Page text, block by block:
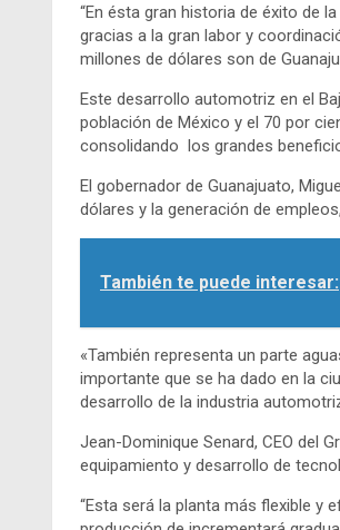
“En ésta gran historia de éxito de
gracias a la gran labor y
millones de dólares son de
Este desarrollo automotriz en el
población de México y el 70 por
consolidando los grandes
El gobernador de Guanajuato,
dólares y la generación de
También te puede interesar:
«También representa un parte
importante que se ha dado en la
desarrollo de la industria
Jean-Dominique Senard, CEO del
equipamiento y desarrollo de
“Esta será la planta más flexible y